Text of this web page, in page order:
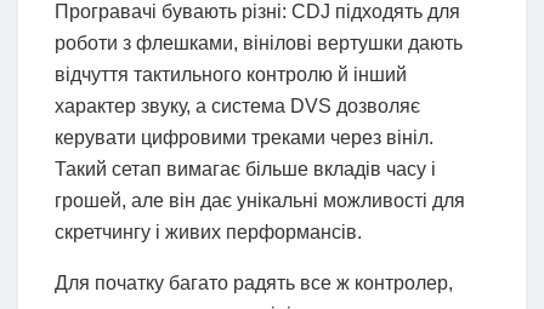
Програвачі бувають різні: CDJ підходять для
роботи з флешками, вінілові вертушки дають
відчуття тактильного контролю й інший
характер звуку, а система DVS дозволяє
керувати цифровими треками через вініл.
Такий сетап вимагає більше вкладів часу і
грошей, але він дає унікальні можливості для
скретчингу і живих перформансів.
Для початку багато радять все ж контролер,